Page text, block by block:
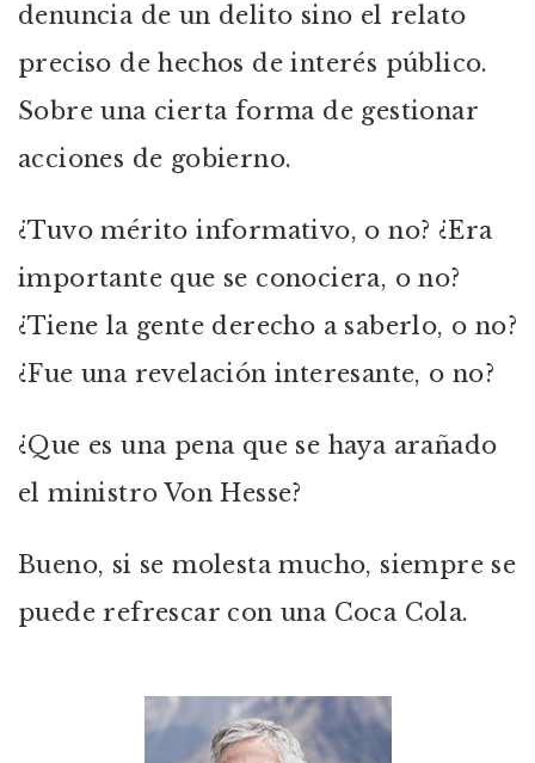
denuncia de un delito sino el relato
preciso de hechos de interés público.
Sobre una cierta forma de gestionar
acciones de gobierno.
¿Tuvo mérito informativo, o no? ¿Era
importante que se conociera, o no?
¿Tiene la gente derecho a saberlo, o no?
¿Fue una revelación interesante, o no?
¿Que es una pena que se haya arañado
el ministro Von Hesse?
Bueno, si se molesta mucho, siempre se
puede refrescar con una Coca Cola.